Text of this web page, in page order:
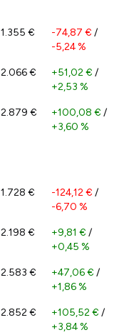
1.355 € -74,87 € /
-5,24 %
2.066 € +51,02 € /
+2,53 %
2.879 € +100,08 € /
+3,60 %
1.728 € -124,12 € /
-6,70 %
2.198 € +9,81 € /
+0,45 %
2.583 € +47,06 € /
+1,86 %
2.852 € +105,52 € /
+3,84 %